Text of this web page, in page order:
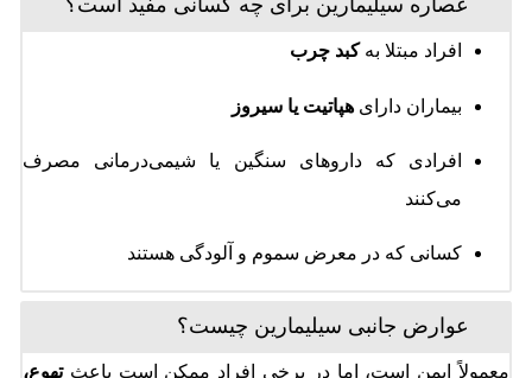
عصاره سیلیمارین برای چه کسانی مفید است؟
افراد مبتلا بهکبد چرب
بیماران دارای هپاتیت یا سیروز
افرادی که داروهای سنگین یا شیمی‌درمانی مصرف
می‌کنند
کسانی که در معرض سموم و آلودگی هستند
عوارض جانبی سیلیمارین چیست؟
معمولاً ایمن است، اما در برخی افراد ممکن است باعثتهوع،